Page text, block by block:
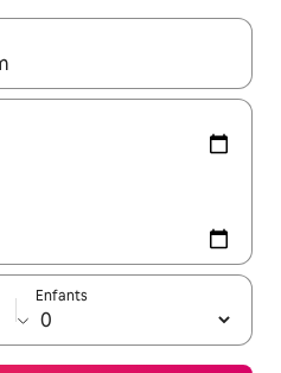
utilisez les flèches vers le
Enfants